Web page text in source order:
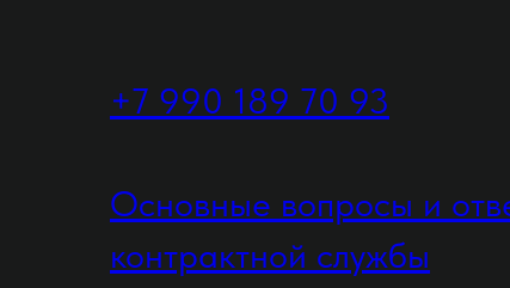
+7 990 189 70 93
Основные вопросы и
контрактной службы